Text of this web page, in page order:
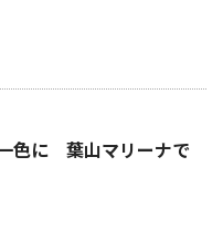
色に 葉山マリーナで